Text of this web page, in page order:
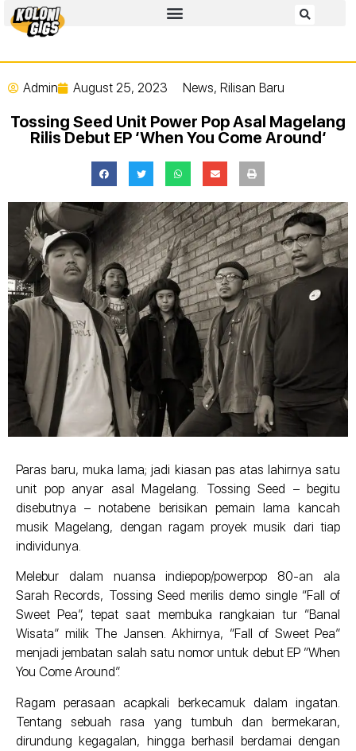
Admin August 25, 2023 News, Rilisan Baru
Tossing Seed Unit Power Pop Asal Magelang
Rilis Debut EP ‘When You Come Around‘
Paras baru, muka lama; jadi kiasan pas atas lahirnya satu
unit pop anyar asal Magelang. Tossing Seed – begitu
disebutnya – notabene berisikan pemain lama kancah
musik Magelang, dengan ragam proyek musik dari tiap
individunya.
Melebur dalam nuansa indiepop/powerpop 80-an ala
Sarah Records, Tossing Seed merilis demo single “Fall of
Sweet Pea”, tepat saat membuka rangkaian tur “Banal
Wisata” milik The Jansen. Akhirnya, “Fall of Sweet Pea”
menjadi jembatan salah satu nomor untuk debut EP “When
You Come Around”.
Ragam perasaan acapkali berkecamuk dalam ingatan.
Tentang sebuah rasa yang tumbuh dan bermekaran,
dirundung kegagalan, hingga berhasil berdamai dengan